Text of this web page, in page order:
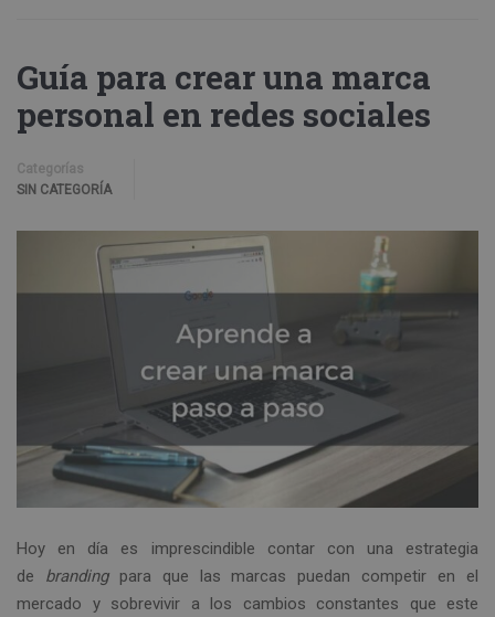
Guía para crear una marca
personal en redes sociales
Categorías
SIN CATEGORÍA
Hoy en día es imprescindible contar con una estrategia
de branding para que las marcas puedan competir en el
mercado y sobrevivir a los cambios constantes que este